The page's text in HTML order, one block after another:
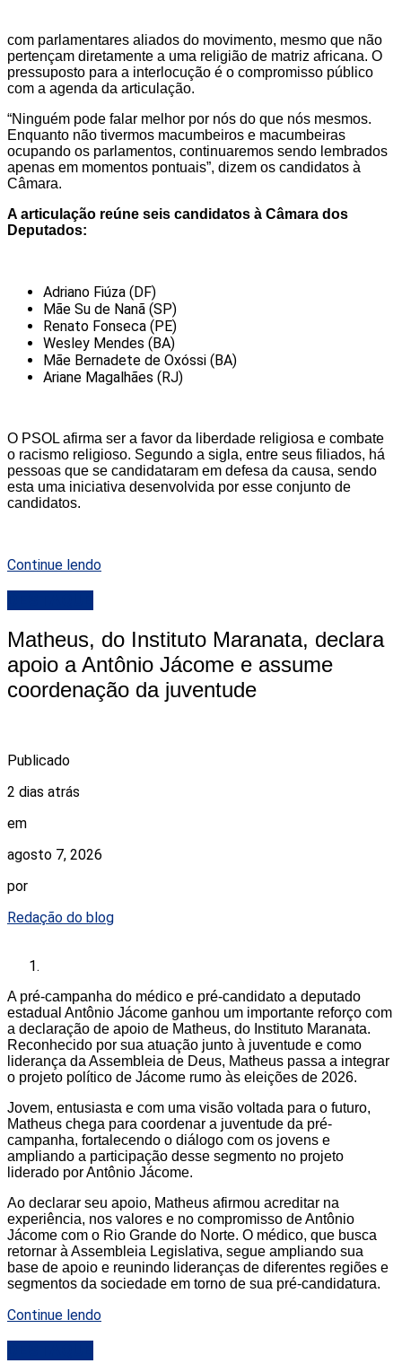
com parlamentares aliados do movimento, mesmo que não
pertençam diretamente a uma religião de matriz africana. O
pressuposto para a interlocução é o compromisso público
com a agenda da articulação.
“Ninguém pode falar melhor por nós do que nós mesmos.
Enquanto não tivermos macumbeiros e macumbeiras
ocupando os parlamentos, continuaremos sendo lembrados
apenas em momentos pontuais”, dizem os candidatos à
Câmara.
A articulação reúne seis candidatos à Câmara dos
Deputados:
Adriano Fiúza (DF)
Mãe Su de Nanã (SP)
Renato Fonseca (PE)
Wesley Mendes (BA)
Mãe Bernadete de Oxóssi (BA)
Ariane Magalhães (RJ)
O PSOL afirma ser a favor da liberdade religiosa e combate
o racismo religioso. Segundo a sigla, entre seus filiados, há
pessoas que se candidataram em defesa da causa, sendo
esta uma iniciativa desenvolvida por esse conjunto de
candidatos.
Continue lendo
Matheus, do Instituto Maranata, declara
apoio a Antônio Jácome e assume
coordenação da juventude
Publicado
2 dias atrás
em
agosto 7, 2026
por
Redação do blog
A pré-campanha do médico e pré-candidato a deputado
estadual Antônio Jácome ganhou um importante reforço com
a declaração de apoio de Matheus, do Instituto Maranata.
Reconhecido por sua atuação junto à juventude e como
liderança da Assembleia de Deus, Matheus passa a integrar
o projeto político de Jácome rumo às eleições de 2026.
Jovem, entusiasta e com uma visão voltada para o futuro,
Matheus chega para coordenar a juventude da pré-
campanha, fortalecendo o diálogo com os jovens e
ampliando a participação desse segmento no projeto
liderado por Antônio Jácome.
Ao declarar seu apoio, Matheus afirmou acreditar na
experiência, nos valores e no compromisso de Antônio
Jácome com o Rio Grande do Norte. O médico, que busca
retornar à Assembleia Legislativa, segue ampliando sua
base de apoio e reunindo lideranças de diferentes regiões e
segmentos da sociedade em torno de sua pré-candidatura.
Continue lendo